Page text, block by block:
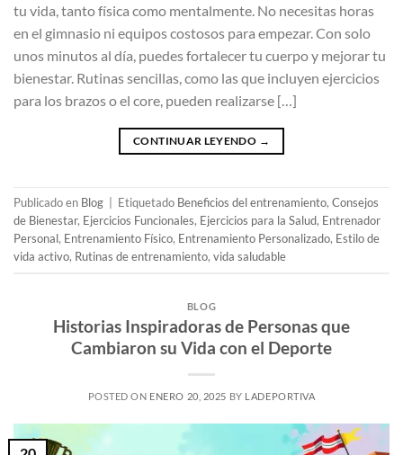
tu vida, tanto física como mentalmente. No necesitas horas
en el gimnasio ni equipos costosos para empezar. Con solo
unos minutos al día, puedes fortalecer tu cuerpo y mejorar tu
bienestar. Rutinas sencillas, como las que incluyen ejercicios
para los brazos o el core, pueden realizarse […]
CONTINUAR LEYENDO →
Publicado en Blog Etiquetado Beneficios del entrenamiento, Consejos
de Bienestar, Ejercicios Funcionales, Ejercicios para la Salud, Entrenador
Personal, Entrenamiento Físico, Entrenamiento Personalizado, Estilo de
vida activo, Rutinas de entrenamiento, vida saludable
BLOG
Historias Inspiradoras de Personas que
Cambiaron su Vida con el Deporte
POSTED ON ENERO 20, 2025 BY LADEPORTIVA